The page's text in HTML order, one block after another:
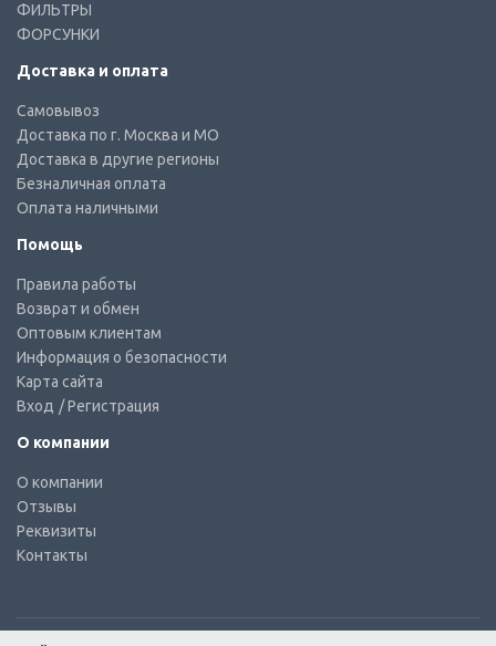
ФИЛЬТРЫ
ФОРСУНКИ
Доставка и оплата
Самовывоз
Доставка по г. Москва и МО
Доставка в другие регионы
Безналичная оплата
Оплата наличными
Помощь
Правила работы
Возврат и обмен
Оптовым клиентам
Информация о безопасности
Карта сайта
Вход / Регистрация
О компании
О компании
Отзывы
Реквизиты
Контакты